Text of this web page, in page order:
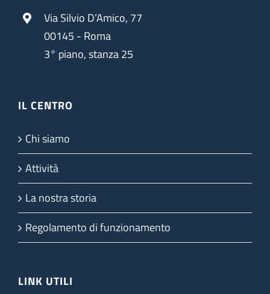
Via Silvio D’Amico, 77
00145 - Roma
3° piano, stanza 25
IL CENTRO
Chi siamo
Attività
La nostra storia
Regolamento di funzionamento
LINK UTILI